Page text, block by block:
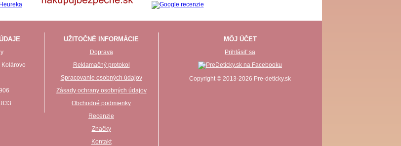
Kolárovo
UŽITOČNÉ INFORMÁCIE
Doprava
Reklamačný protokol
Spracovanie osobných údajov
Zásady ochrany osobných údajov
Obchodné podmienky
Recenzie
Značky
Kontakt
MÔJ ÚČET
Prihlásiť sa
Copyright © 2013-2026 Pre-deticky.sk